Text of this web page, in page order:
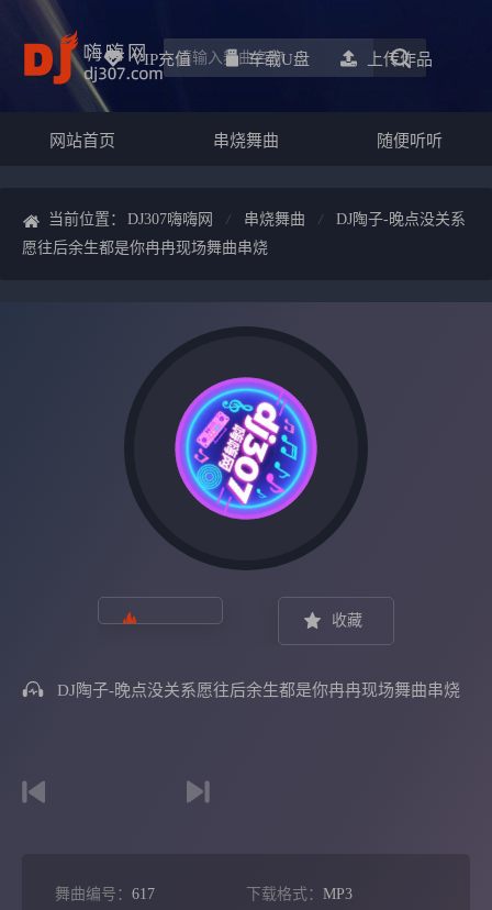
VIP充值 车载u盘 上传作品
网站首页 串烧舞曲 随便听听
当前位置： DJ307嗨嗨网 串烧舞曲
DJ陶子-晚点没关系
愿往后余生都是你冉冉现场舞曲串烧
收藏
DJ陶子-晚点没关系愿往后余生都是你冉冉现场舞曲串烧
舞曲编号： 617 下载格式： MP3